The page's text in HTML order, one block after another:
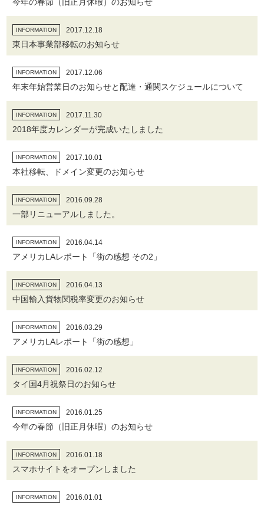
INFORMATION 2017.12.18
東日本事業部移転のお知らせ
INFORMATION 2017.12.06
年末年始営業日のお知らせと配達・通関スケジュールについて
INFORMATION 2017.11.30
2018年度カレンダーが完成いたしました
INFORMATION 2017.10.01
本社移転、ドメイン変更のお知らせ
INFORMATION 2016.09.28
一部リニューアルしました。
INFORMATION 2016.04.14
アメリカLAレポート「街の感想 その2」
INFORMATION 2016.04.13
中国輸入貨物関税率変更のお知らせ
INFORMATION 2016.03.29
アメリカLAレポート「街の感想」
INFORMATION 2016.02.12
タイ国4月祝祭日のお知らせ
INFORMATION 2016.01.25
今年の春節（旧正月休暇）のお知らせ
INFORMATION 2016.01.18
スマホサイトをオープンしました
INFORMATION 2016.01.01